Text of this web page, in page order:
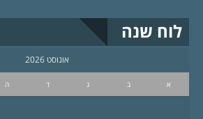
לוח שנה
אוגוסט 2026
א ב ג ד ה